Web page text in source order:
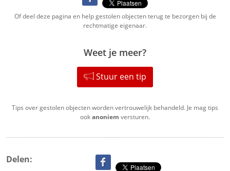
Of deel deze pagina en help gestolen objecten terug te bezorgen bij de
rechtmatige eigenaar.
Weet je meer?
Stuur een tip
Tips over gestolen objecten worden vertrouwelijk behandeld. Je mag tips
ookanoniem versturen.
Delen: